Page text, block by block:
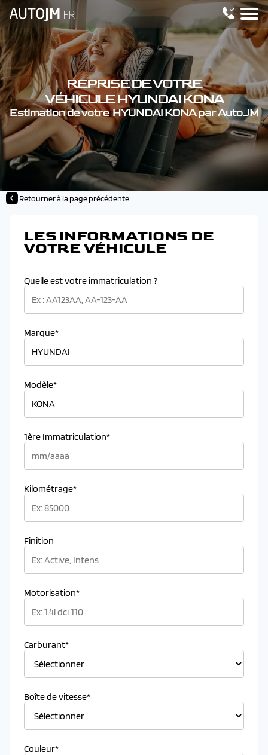
REPRISE DE VOTRE
VÉHICULE HYUNDAI KONA
Estimation de votre HYUNDAI KONA par AutoJM
Retourner à la page précédente
LES INFORMATIONS DE
VOTRE VÉHICULE
Quelle est votre immatriculation ?
Marque*
Modèle*
1ère Immatriculation*
Kilométrage*
Finition
Motorisation*
Carburant*
Boîte de vitesse*
Couleur*